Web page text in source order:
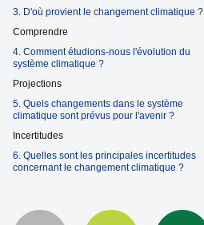
3. D'où provient le changement climatique ?
Comprendre
4. Comment étudions-nous l'évolution du
système climatique ?
Projections
5. Quels changements dans le système
climatique sont prévus pour l'avenir ?
Incertitudes
6. Quelles sont les principales incertitudes
concernant le changement climatique ?